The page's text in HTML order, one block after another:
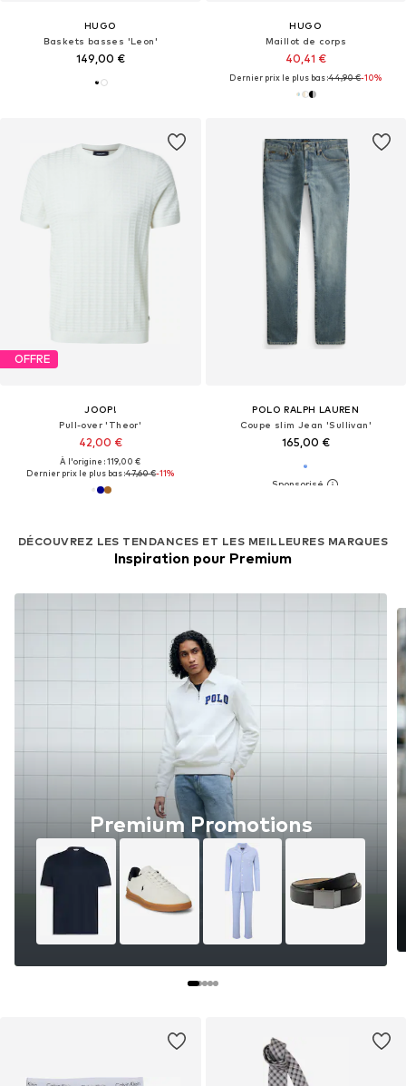
HUGO
Baskets basses 'Leon'
149,00 €
HUGO
Maillot de corps
40,41 €
Dernier prix le plus bas :44,90 €-10%
OFFRE
JOOP!
Pull-over 'Theor'
42,00 €
À l'origine : 119,00 €
Dernier prix le plus bas :47,60 €-11%
POLO RALPH LAUREN
Coupe slim Jean 'Sullivan'
165,00 €
DÉCOUVREZ LES TENDANCES ET LES MEILLEURES MARQUES
Inspiration pour Premium
Premium Promotions